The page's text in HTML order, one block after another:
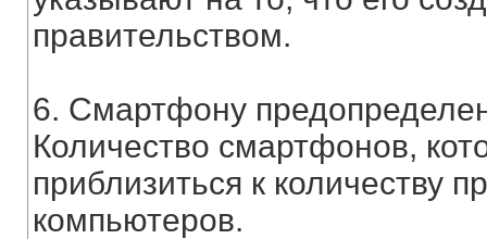
правительством.
6. Смартфону
Количество смартфонов,
приблизиться к количеству
компьютеров.